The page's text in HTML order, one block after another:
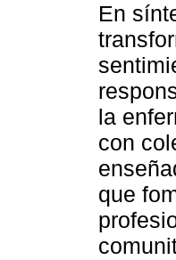
En
la
con
que